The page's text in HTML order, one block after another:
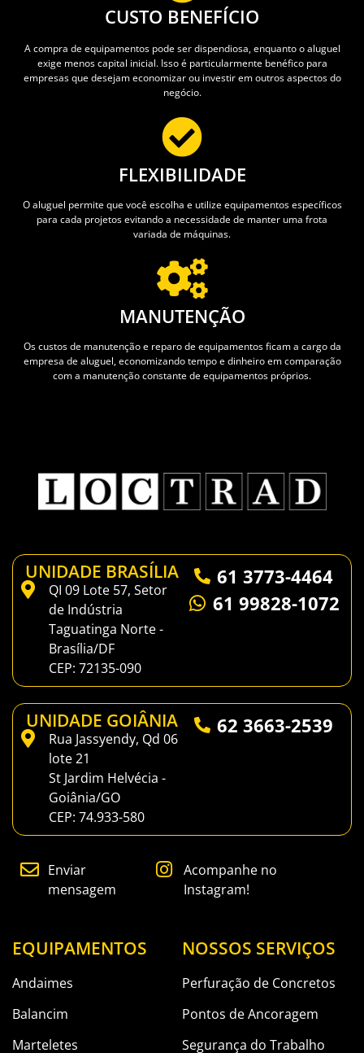
CUSTO BENEFÍCIO
A compra de equipamentos pode ser dispendiosa, enquanto o aluguel
exige menos capital inicial. Isso é particularmente benéfico para
empresas que desejam economizar ou investir em outros aspectos do
negócio.
FLEXIBILIDADE
O aluguel permite que você escolha e utilize equipamentos específicos
para cada projetos evitando a necessidade de manter uma frota
variada de máquinas.
MANUTENÇÃO
Os custos de manutenção e reparo de equipamentos ficam a cargo da
empresa de aluguel, economizando tempo e dinheiro em comparação
com a manutenção constante de equipamentos próprios.
UNIDADE BRASÍLIA
QI 09 Lote 57, Setor
de Indústria
Taguatinga Norte -
Brasília/DF
CEP: 72135-090
61 3773-4464
61 99828-1072
UNIDADE GOIÂNIA
Rua Jassyendy, Qd 06
lote 21
St Jardim Helvécia -
Goiânia/GO
CEP: 74.933-580
62 3663-2539
Enviar
mensagem
Acompanhe no
Instagram!
EQUIPAMENTOS
Andaimes
Balancim
Marteletes
NOSSOS SERVIÇOS
Perfuração de Concretos
Pontos de Ancoragem
Segurança do Trabalho